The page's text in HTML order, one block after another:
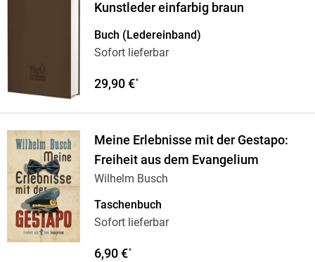
Kunstleder einfarbig braun
Buch (Ledereinband)
Sofort lieferbar
29,90 €*
Meine Erlebnisse mit der Gestapo:
Freiheit aus dem Evangelium
Wilhelm Busch
Taschenbuch
Sofort lieferbar
6,90 €*